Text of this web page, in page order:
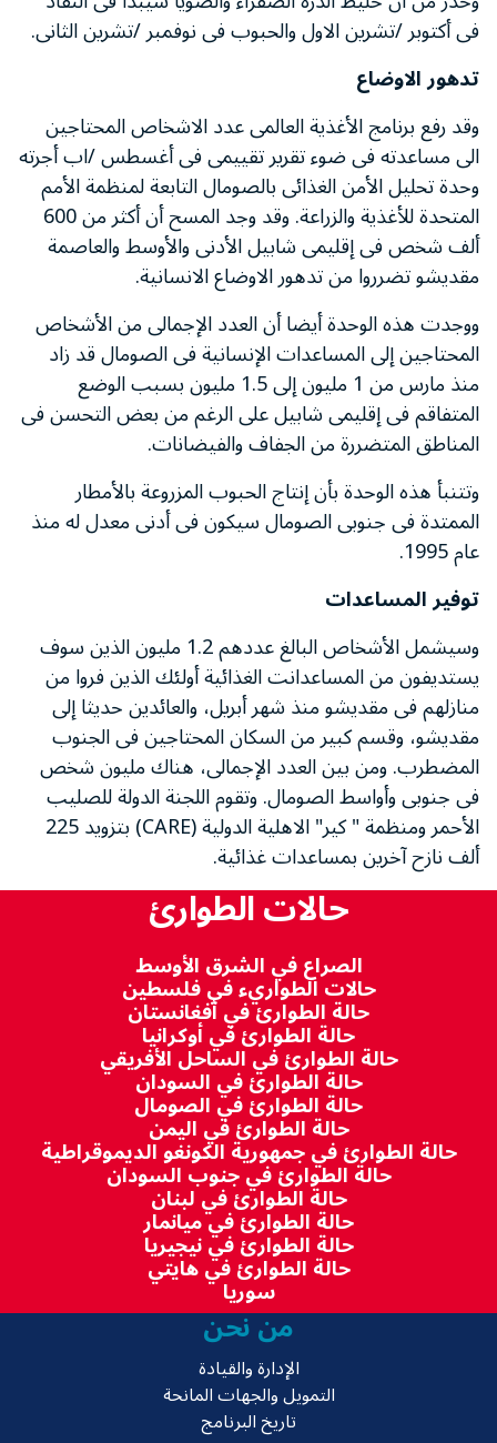
فى أكتوبر /تشرين الاول والحبوب فى نوفمبر /تشرين الثانى.
تدهور الاوضاع
وقد رفع برنامج الأغذية العالمى عدد الاشخاص المحتاجين
الى مساعدته فى ضوء تقرير تقييمى فى أغسطس /اب أجرته
وحدة تحليل الأمن الغذائى بالصومال التابعة لمنظمة الأمم
المتحدة للأغذية والزراعة. وقد وجد المسح أن أكثر من 600
ألف شخص فى إقليمى شابيل الأدنى والأوسط والعاصمة
مقديشو تضرروا من تدهور الاوضاع الانسانية.
ووجدت هذه الوحدة أيضا أن العدد الإجمالى من الأشخاص
المحتاجين إلى المساعدات الإنسانية فى الصومال قد زاد
منذ مارس من 1 مليون إلى 1.5 مليون بسبب الوضع
المتفاقم فى إقليمى شابيل على الرغم من بعض التحسن فى
المناطق المتضررة من الجفاف والفيضانات.
وتتنبأ هذه الوحدة بأن إنتاج الحبوب المزروعة بالأمطار
الممتدة فى جنوبى الصومال سيكون فى أدنى معدل له منذ
عام 1995.
توفير المساعدات
وسيشمل الأشخاص البالغ عددهم 1.2 مليون الذين سوف
يستديفون من المساعدانت الغذائية أولئك الذين فروا من
منازلهم فى مقديشو منذ شهر أبريل، والعائدين حديثا إلى
مقديشو، وقسم كبير من السكان المحتاجين فى الجنوب
المضطرب. ومن بين العدد الإجمالى، هناك مليون شخص
فى جنوبى وأواسط الصومال. وتقوم اللجنة الدولة للصليب
الأحمر ومنظمة " كير" الاهلية الدولية (CARE) بتزويد 225
ألف نازح آخرين بمساعدات غذائية.
حالات الطوارئ
الصراع في الشرق الأوسط
حالات الطواريء في فلسطين
حالة الطوارئ في أفغانستان
حالة الطوارئ في أوكرانيا
حالة الطوارئ في الساحل الأفريقي
حالة الطوارئ في السودان
حالة الطوارئ في الصومال
حالة الطوارئ في اليمن
حالة الطوارئ في جمهورية الكونغو الديموقراطية
حالة الطوارئ في جنوب السودان
حالة الطوارئ في لبنان
حالة الطوارئ في ميانمار
حالة الطوارئ في نيجيريا
حالة الطوارئ في هايتي
سوريا
من نحن
الإدارة والقيادة
التمويل والجهات المانحة
تاريخ البرنامج